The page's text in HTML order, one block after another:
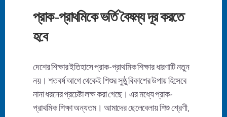
প্রাক-প্রাথমিকে ভর্তি বৈষম্য দূর করতে
হবে
দেশের শিক্ষার ইতিহাসে প্রাক-প্রাথমিক শিক্ষার ধারণাটি নতুন
নয়। শতবর্ষ আগে থেকেই শিশুর সুষ্ঠু বিকাশের উপায় হিসেবে
নানা ধরনের প্রচেষ্টা লক্ষ করা গেছে। এর মধ্যে প্রাক-
প্রাথমিক শিক্ষা অন্যতম। আমাদের ছেলেবেলায় শিশু শ্রেণী,